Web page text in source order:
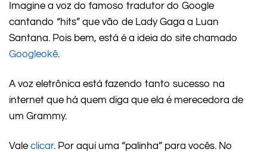
Imagine a voz do famoso tradutor do Google
cantando “hits” que vão de Lady Gaga a Luan
Santana. Pois bem, está é a ideia do site chamado
Googleokê.
A voz eletrônica está fazendo tanto sucesso na
internet que há quem diga que ela é merecedora de
um Grammy.
Vale clicar. Por aqui uma “palinha” para vocês. No